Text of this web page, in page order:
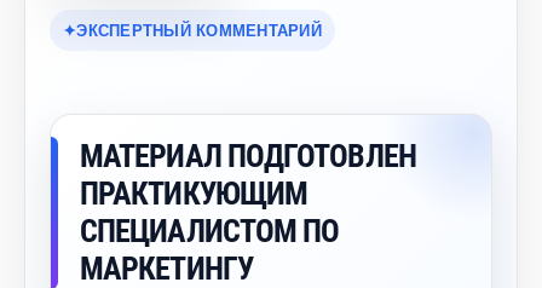
ЭКСПЕРТНЫЙ КОММЕНТАРИЙ
МАТЕРИАЛ ПОДГОТОВЛЕН
ПРАКТИКУЮЩИМ
СПЕЦИАЛИСТОМ ПО
МАРКЕТИНГУ